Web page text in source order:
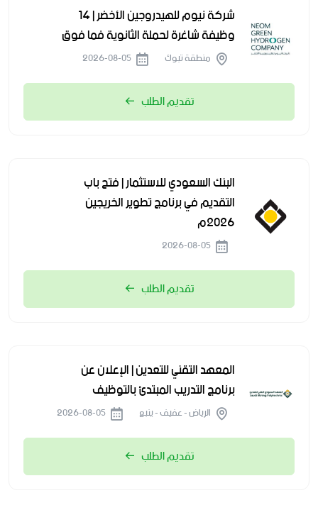
شركة نيوم للهيدروجين الأخضر | 14
وظيفة شاغرة لحملة الثانوية فما فوق
منطقة تبوك
تقديم الطلب
البنك السعودي للاستثمار | فتح باب
التقديم في برنامج تطوير الخريجين
2026م
تقديم الطلب
المعهد التقني للتعدين | الإعلان عن
برنامج التدريب المبتدئ بالتوظيف
الرياض - عفيف - ينبع
تقديم الطلب